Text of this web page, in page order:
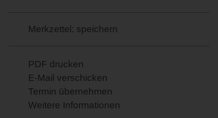
Merkzettel: speichern
PDF drucken
E-Mail verschicken
Termin übernehmen
Weitere Informationen